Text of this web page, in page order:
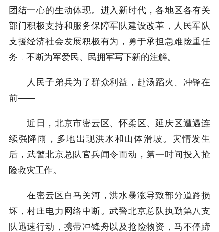
团结一心的生动体现。进入新时代，各地区各有关
部门积极支持和服务保障军队建设改革，人民军队
支援经济社会发展积极有为，勇于承担急难险重任
务，不断为军爱民、民拥军写下新的注解。
人民子弟兵为了群众利益，赴汤蹈火、冲锋在
前——
近日，北京市密云区、怀柔区、延庆区遭遇连
续强降雨，多地出现洪水和山体滑坡。灾情发生
后，武警北京总队官兵闻令而动，第一时间投入抢
险救灾工作。
在密云区白马关河，洪水暴涨导致部分道路损
坏，村庄电力网络中断。武警北京总队执勤第八支
队迅速行动，携带冲锋舟以及抢险物资，马不停蹄